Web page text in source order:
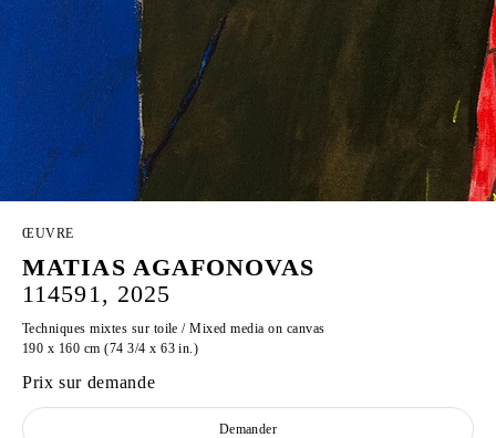
ŒUVRE
MATIAS AGAFONOVAS
114591, 2025
Techniques mixtes sur toile / Mixed media on canvas
190 x 160 cm (74 3/4 x 63 in.)
Prix sur demande
Demander